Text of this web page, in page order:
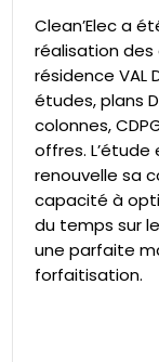
Clean’Elec a
réalisation
résidence VAL
études, plans
colonnes,
offres.
renouvelle sa
capacité à
du temps sur
une parfaite
forfaitisation.